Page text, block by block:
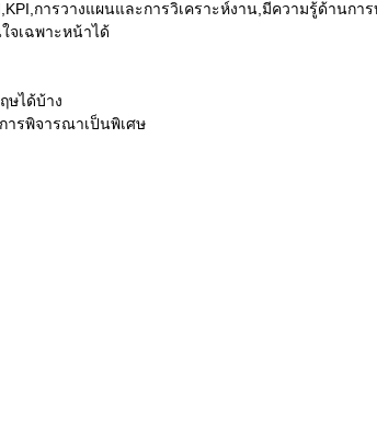
การวางแผนและการวิเคราะห์งาน,มีความรู้ด้านกา
จเฉพาะหน้าได้
ษได้บ้าง
รพิจารณาเป็นพิเศษ